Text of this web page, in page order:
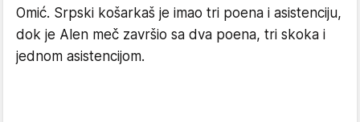
Omić. Srpski košarkaš je imao tri poena i asistenciju,
dok je Alen meč završio sa dva poena, tri skoka i
jednom asistencijom.